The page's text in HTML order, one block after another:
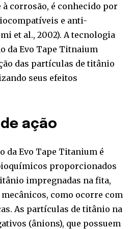
corrosão, é conhecido por
e anti-
et al., 2002). A tecnologia
da Evo Tape Titnaium
das partículas de titânio
seus efeitos
ação
da Evo Tape Titanium é
proporcionados
impregnadas na fita,
como ocorre com
As partículas de titânio na
(ânions), que possuem